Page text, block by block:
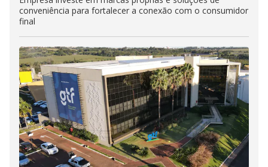
conveniência para fortalecer a conexão com o consumidor
final